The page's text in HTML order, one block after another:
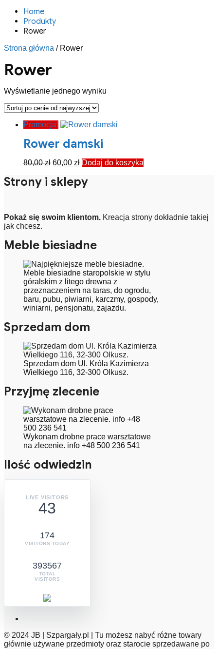
Home
Produkty
Rower
Strona główna / Rower
Rower
Wyświetlanie jednego wyniku
Promocja!
Rower damski
80,00zł Pierwotna
wynosiła:
80,00 zł.
60,00 złAktualna
wynosi:
60,00 zł.
Dodaj do koszyka
Strony i sklepy
Pokaż się swoim klientom. Kreacja strony dokładnie takiej
jak chcesz.
Meble biesiadne
Meble biesiadne staropolskie w stylu
góralskim z litego drewna z
przeznaczeniem na taras, do ogrodu,
baru, pubu, piwiarni, karczmy, gospody,
winiarni, pensjonatu, zajazdu.
Sprzedam dom
Sprzedam dom Ul. Króla Kazimierza
Wielkiego 116, 32-300 Olkusz.
Przyjmę zlecenie
Wykonam drobne prace warsztatowe
na zlecenie. info +48 500 236 541
Ilość odwiedzin
LIVE VISITORS
43
174
VISITORS TODAY
393567
TOTAL
VISITORS
© 2024 JB | Szpargały.pl | Tu możesz nabyć różne towary
głównie używane przedmioty oraz starocie sprzedawane po